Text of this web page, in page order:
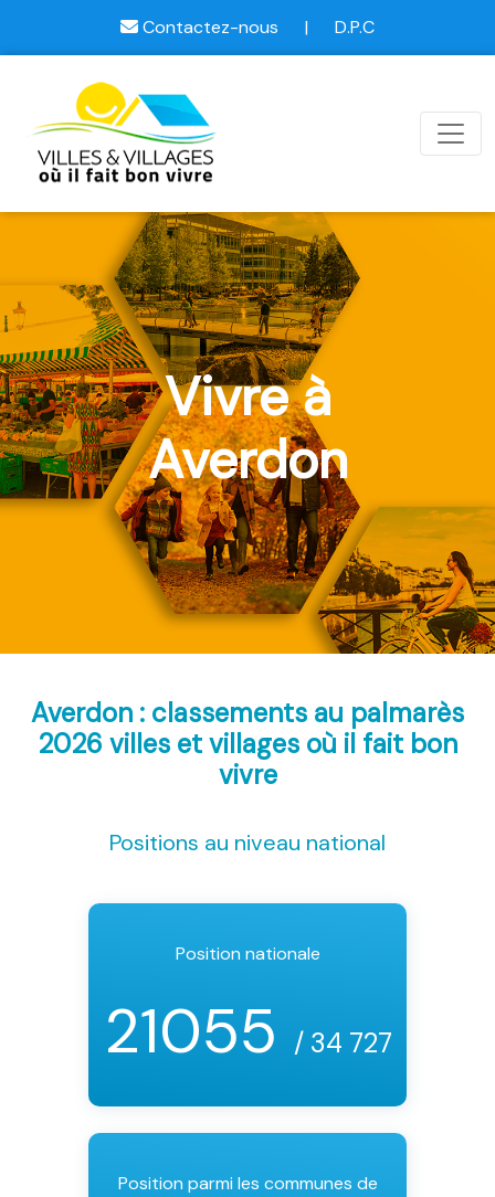
Contactez-nous | D.P.C
Vivre à
Averdon
Averdon : classements au palmarès
2026 villes et villages où il fait bon
vivre
Positions au niveau national
Position nationale
21055 / 34 727
Position parmi les communes de